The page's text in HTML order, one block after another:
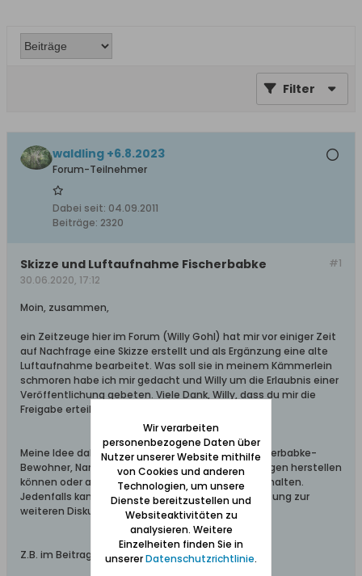
Filter
waldling +6.8.2023
Forum-Teilnehmer
Dabei seit: 04.09.2011
Beiträge: 2320
#1
Skizze und Luftaufnahme Fischerbabke
30.06.2020, 17:12
Moin, zusammen,
ein Zeitzeuge hier im Forum (Willy Gohl) hat mir vor einiger Zeit
auf Nachfrage eine Skizze erstellt und als Ergänzung eine alte
Luftaufnahme bearbeitet. Was soll sie in meinem Kämmerlein
schmoren habe ich mir gedacht und Willy um die Erlaubnis einer
Veröffentlichung gebeten. Viele Dank, Willy, dass du mir die
Freigabe erteilt hast.
Meine Idee dabei ist, dass Nachkommen von Fischerbabke-
Bewohner, Namen wiedererkennen und Verbindungen herstellen
können oder auch eine Minivorstellung vom Ort erhalten.
Jedenfalls kann Skizze und Luftaufnahme Anknüpfung zur
weiteren Diskussion sein.
Z.B. im Beitrag #12 in diesem Thread:
Wir verarbeiten
personenbezogene Daten über
Nutzer unserer Website mithilfe
von Cookies und anderen
Technologien, um unsere
Dienste bereitzustellen und
Websiteaktivitäten zu
analysieren. Weitere
Einzelheiten finden Sie in
unsererDatenschutzrichtlinie.